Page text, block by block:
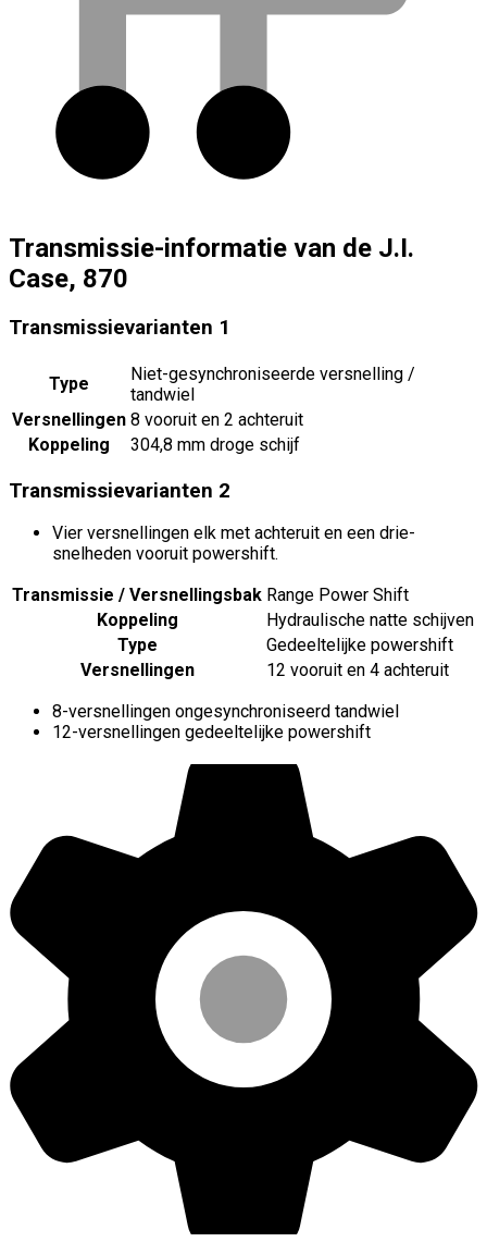
Transmissie-informatie van de J.I.
Case, 870
Transmissievarianten 1
Type
Niet-gesynchroniseerde versnelling /
tandwiel
Versnellingen 8 vooruit en 2 achteruit
Koppeling
304,8 mm droge schijf
Transmissievarianten 2
Vier versnellingen elk met achteruit en een drie-
snelheden vooruit powershift.
Transmissie / Versnellingsbak Range Power Shift
Koppeling
Hydraulische natte schijven
Type
Gedeeltelijke powershift
Versnellingen
12 vooruit en 4 achteruit
8-versnellingen ongesynchroniseerd tandwiel
12-versnellingen gedeeltelijke powershift